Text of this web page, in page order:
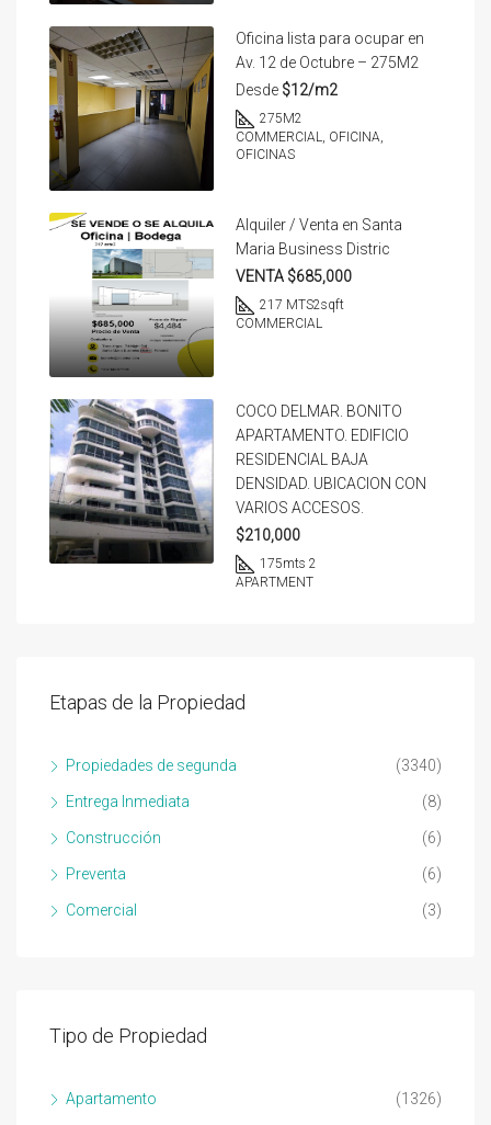
Oficina lista para ocupar en
Av. 12 de Octubre – 275M2
Desde $12/m2
275M2
COMMERCIAL, OFICINA,
OFICINAS
Alquiler / Venta en Santa
Maria Business Distric
VENTA $685,000
217 MTS2sqft
COMMERCIAL
COCO DELMAR. BONITO
APARTAMENTO. EDIFICIO
RESIDENCIAL BAJA
DENSIDAD. UBICACION CON
VARIOS ACCESOS.
$210,000
175mts 2
APARTMENT
Etapas de la Propiedad
Propiedades de segunda (3340)
Entrega Inmediata (8)
Construcción (6)
Preventa (6)
Comercial (3)
Tipo de Propiedad
Apartamento (1326)